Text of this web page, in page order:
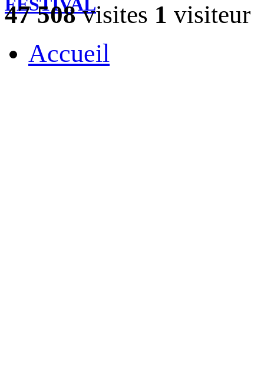
47 508visites 1 visiteur
Accueil